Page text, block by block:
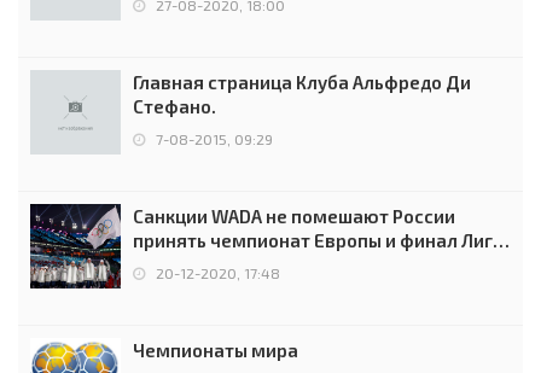
27-08-2020, 18:00
Главная страница Клуба Альфредо Ди
Стефано.
7-08-2015, 09:29
Санкции WADA не помешают России
принять чемпионат Европы и финал Лиги
чемпионов.
20-12-2020, 17:48
Чемпионаты мира